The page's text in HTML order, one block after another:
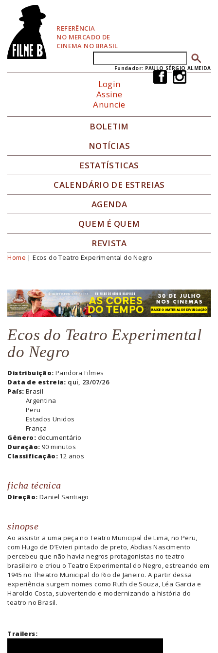
REFERÊNCIA
NO MERCADO DE
CINEMA NO BRASIL
Formulário de busca
Fundador: PAULO SÉRGIO ALMEIDA
Login
Assine
Anuncie
BOLETIM
NOTÍCIAS
ESTATÍSTICAS
CALENDÁRIO DE ESTREIAS
AGENDA
QUEM É QUEM
REVISTA
Você está aqui
Home | Ecos do Teatro Experimental do Negro
Ecos do Teatro Experimental
do Negro
Distribuição: Pandora Filmes
Data de estreia: qui, 23/07/26
País: Brasil
Argentina
Peru
Estados Unidos
França
Gênero: documentário
Duração: 90 minutos
Classificação: 12 anos
ficha técnica
Direção: Daniel Santiago
sinopse
Ao assistir a uma peça no Teatro Municipal de Lima, no Peru,
com Hugo de D’Evieri pintado de preto, Abdias Nascimento
percebeu que não havia negros protagonistas no teatro
brasileiro e criou o Teatro Experimental do Negro, estreando em
1945 no Theatro Municipal do Rio de Janeiro. A partir dessa
experiência surgem nomes como Ruth de Souza, Léa Garcia e
Haroldo Costa, subvertendo e modernizando a história do
teatro no Brasil.
Trailers: